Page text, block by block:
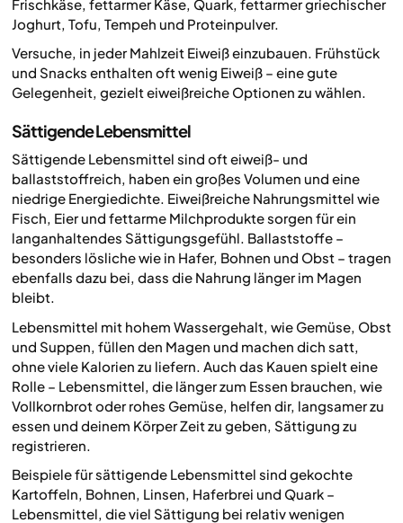
Frischkäse, fettarmer Käse, Quark, fettarmer griechischer
Joghurt, Tofu, Tempeh und Proteinpulver.
Versuche, in jeder Mahlzeit Eiweiß einzubauen. Frühstück
und Snacks enthalten oft wenig Eiweiß – eine gute
Gelegenheit, gezielt eiweißreiche Optionen zu wählen.
Sättigende Lebensmittel
Sättigende Lebensmittel sind oft eiweiß- und
ballaststoffreich, haben ein großes Volumen und eine
niedrige Energiedichte. Eiweißreiche Nahrungsmittel wie
Fisch, Eier und fettarme Milchprodukte sorgen für ein
langanhaltendes Sättigungsgefühl. Ballaststoffe –
besonders lösliche wie in Hafer, Bohnen und Obst – tragen
ebenfalls dazu bei, dass die Nahrung länger im Magen
bleibt.
Lebensmittel mit hohem Wassergehalt, wie Gemüse, Obst
und Suppen, füllen den Magen und machen dich satt,
ohne viele Kalorien zu liefern. Auch das Kauen spielt eine
Rolle – Lebensmittel, die länger zum Essen brauchen, wie
Vollkornbrot oder rohes Gemüse, helfen dir, langsamer zu
essen und deinem Körper Zeit zu geben, Sättigung zu
registrieren.
Beispiele für sättigende Lebensmittel sind gekochte
Kartoffeln, Bohnen, Linsen, Haferbrei und Quark –
Lebensmittel, die viel Sättigung bei relativ wenigen